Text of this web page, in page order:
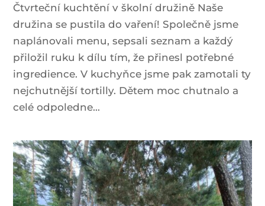
Čtvrteční kuchtění v školní družině Naše
družina se pustila do vaření! Společně jsme
naplánovali menu, sepsali seznam a každý
přiložil ruku k dílu tím, že přinesl potřebné
ingredience. V kuchyňce jsme pak zamotali ty
nejchutnější tortilly. Dětem moc chutnalo a
celé odpoledne...